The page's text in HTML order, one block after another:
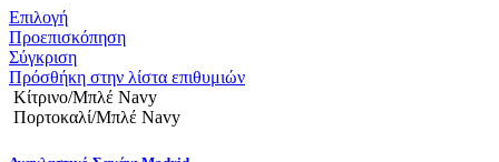
ΕπιλογήΑυτό
το
προϊόν
έχει
πολλαπλές
παραλλαγές.
επιλογές
Προεπισκόπηση
Σύγκριση
Πρόσθήκη στην λίστα επιθυμιών
Κίτρινο/Μπλέ Navy
Πορτοκαλί/Μπλέ Navy